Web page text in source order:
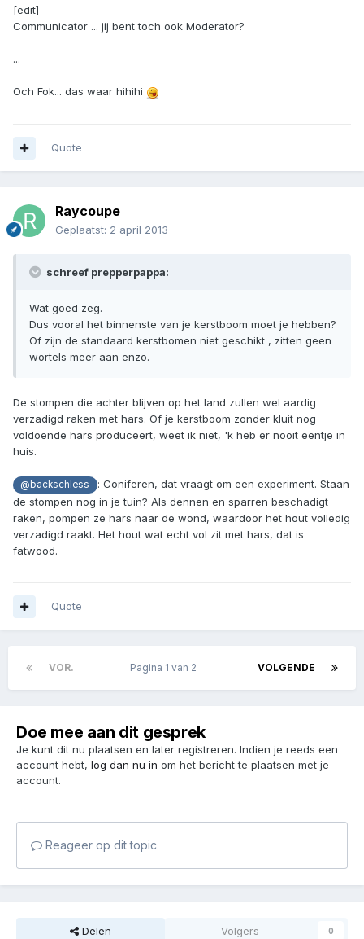
[edit]
Communicator ... jij bent toch ook Moderator?
...
Och Fok... das waar hihihi
Quote
Raycoupe
Geplaatst: 2 april 2013
schreef prepperpappa:
Wat goed zeg.
Dus vooral het binnenste van je kerstboom moet je hebben?
Of zijn de standaard kerstbomen niet geschikt , zitten geen
wortels meer aan enzo.
De stompen die achter blijven op het land zullen wel aardig
verzadigd raken met hars. Of je kerstboom zonder kluit nog
voldoende hars produceert, weet ik niet, 'k heb er nooit eentje in
huis.
@backschless
: Coniferen, dat vraagt om een experiment. Staan
de stompen nog in je tuin? Als dennen en sparren beschadigt
raken, pompen ze hars naar de wond, waardoor het hout volledig
verzadigd raakt. Het hout wat echt vol zit met hars, dat is
fatwood.
Quote
VOR. VOLGENDE
Pagina 1 van 2
Doe mee aan dit gesprek
Je kunt dit nu plaatsen en later registreren. Indien je reeds een
account hebt, log dan nu in om het bericht te plaatsen met je
account.
Reageer op dit topic
Delen Volgers 0